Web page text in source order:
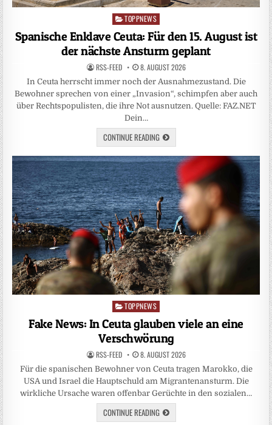
Posted
in
TOPPNEWS
Spanische Enklave Ceuta: Für den 15. August ist
der nächste Ansturm geplant
RSS-FEED 8. AUGUST 2026
In Ceuta herrscht immer noch der Ausnahmezustand. Die
Bewohner sprechen von einer „Invasion“, schimpfen aber auch
über Rechtspopulisten, die ihre Not ausnutzen. Quelle: FAZ.NET
Dein…
CONTINUE READING
Posted
TOPPNEWS
Fake News: In Ceuta glauben viele an eine
Verschwörung
RSS-FEED 8. AUGUST 2026
Für die spanischen Bewohner von Ceuta tragen Marokko, die
USA und Israel die Hauptschuld am Migrantenansturm. Die
wirkliche Ursache waren offenbar Gerüchte in den sozialen…
CONTINUE READING